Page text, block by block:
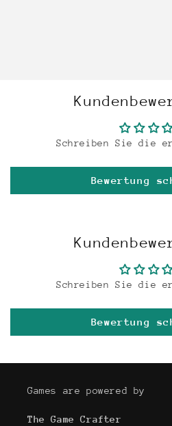
Schreiben Sie die
Bewertung
Schreiben Sie die
Bewertung
Games are powered by
The Game Crafter